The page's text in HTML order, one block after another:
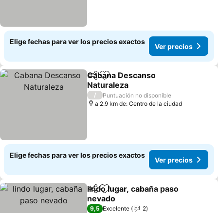
Elige fechas para ver los precios exactos
Ver precios
CompartirAgregar a favoritos
Cabana Descanso
Naturaleza
/
Puntuación no disponible
a 2.9 km de: Centro de la ciudad
Elige fechas para ver los precios exactos
Ver precios
CompartirAgregar a favoritos
lindo lugar, cabaña paso
nevado
9,5 Excelente
2